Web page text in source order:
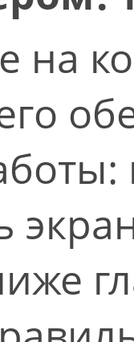
на